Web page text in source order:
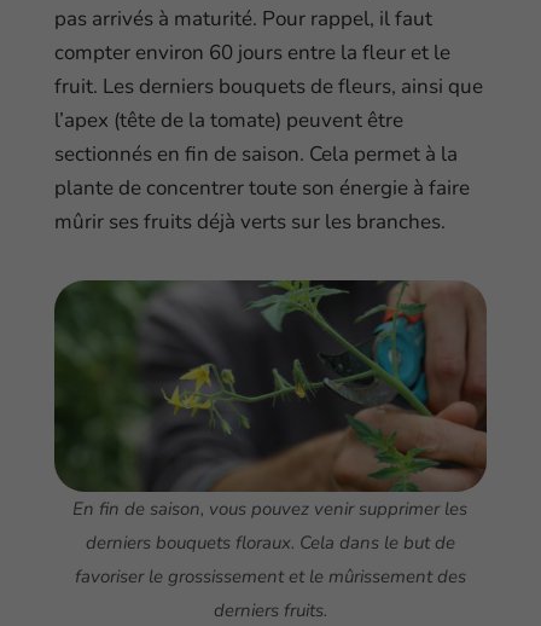
pas arrivés à maturité. Pour rappel, il faut
compter environ 60 jours entre la fleur et le
fruit. Les derniers bouquets de fleurs, ainsi que
l’apex (tête de la tomate) peuvent être
sectionnés en fin de saison. Cela permet à la
plante de concentrer toute son énergie à faire
mûrir ses fruits déjà verts sur les branches.
En fin de saison, vous pouvez venir supprimer les
derniers bouquets floraux. Cela dans le but de
favoriser le grossissement et le mûrissement des
derniers fruits.